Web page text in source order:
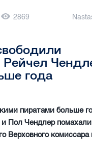
2869
года
пиратами больше
Пол Чендлер
Верховного